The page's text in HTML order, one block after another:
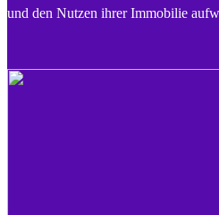
und den Nutzen ihrer Immobilie